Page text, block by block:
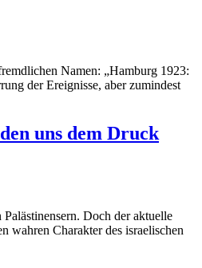
Namen: „Hamburg 1923:
der Ereignisse, aber zumindest
uns dem Druck
Doch der aktuelle
wahren Charakter des israelischen